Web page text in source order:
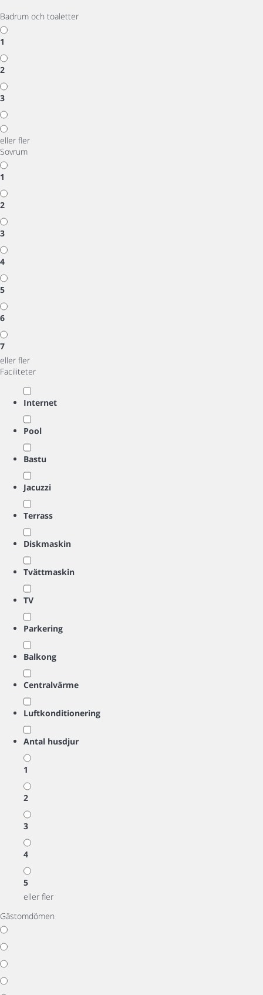
Badrum och toaletter
1
2
3
eller fler
Sovrum
1
2
3
4
5
6
7
eller fler
Faciliteter
Internet
Pool
Bastu
Jacuzzi
Terrass
Diskmaskin
Tvättmaskin
TV
Parkering
Balkong
Centralvärme
Luftkonditionering
Antal husdjur
1
2
3
4
5
eller fler
Gästomdömen